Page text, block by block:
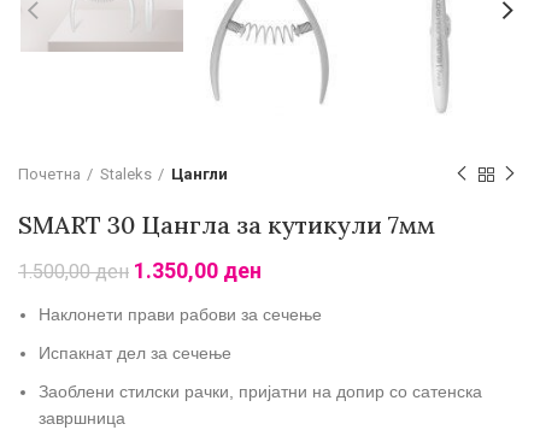
Почетна Staleks Цангли
SMART 30 Цангла за кутикули 7мм
1.500,00ден 1.350,00 ден
Наклонети прави рабови за сечење
Испакнат дел за сечење
Заоблени стилски рачки, пријатни на допир со сатенска
завршница